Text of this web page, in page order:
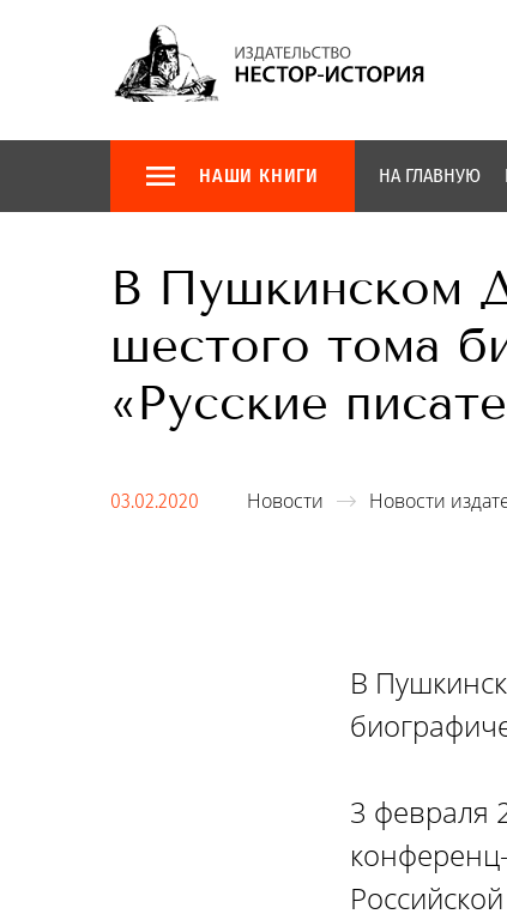
НАШИ КНИГИ НА ГЛАВНУЮ
В Пушкинском
шестого тома
«Русские
03.02.2020 Новости Новости
В
3 февраля